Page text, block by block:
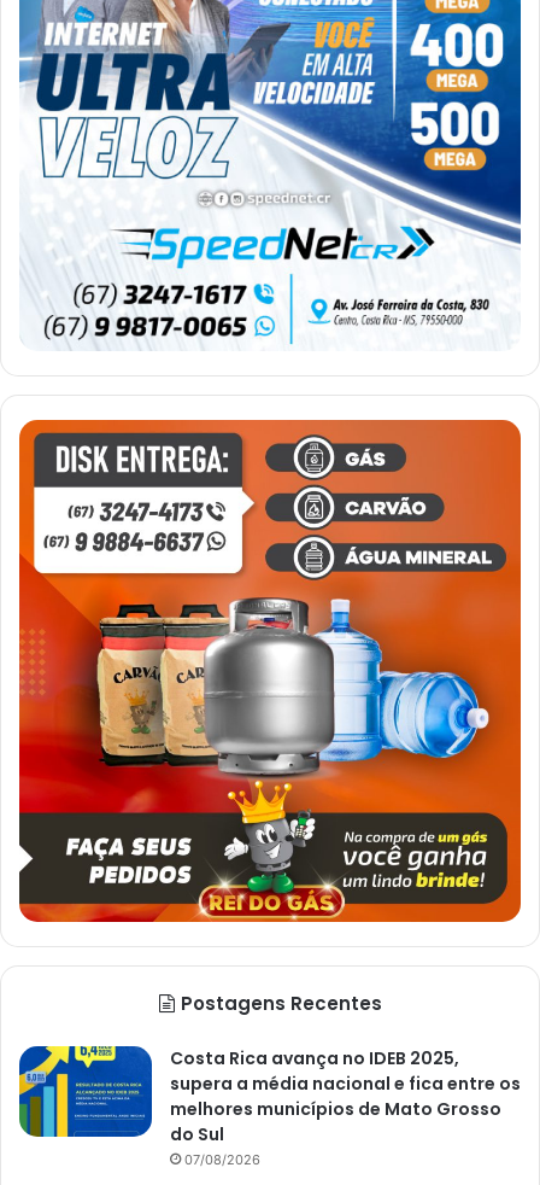
Postagens Recentes
Costa Rica avança no IDEB 2025,
supera a média nacional e fica entre os
melhores municípios de Mato Grosso
do Sul
07/08/2026